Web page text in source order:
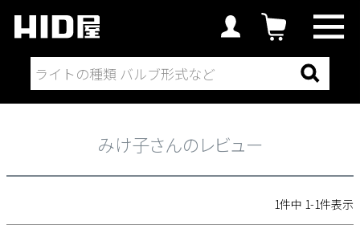
みけ子さんのレビュー
1件中 1-1件表示